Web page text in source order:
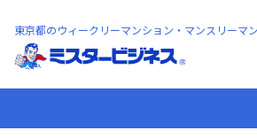
東京都のウィークリーマンション・マンスリーマ